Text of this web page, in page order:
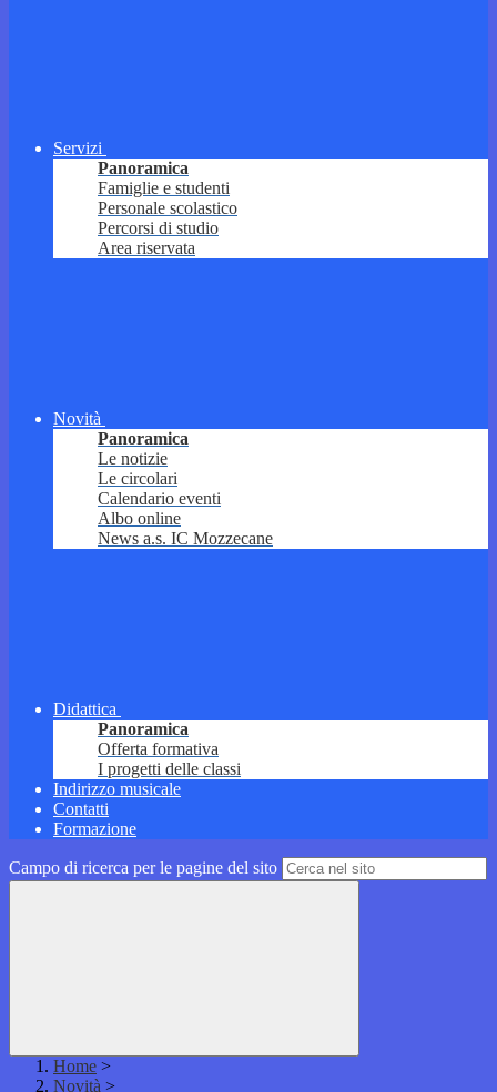
Servizi
Panoramica
Famiglie e studenti
Personale scolastico
Percorsi di studio
Area riservata
Novità
Panoramica
Le notizie
Le circolari
Calendario eventi
Albo online
News a.s. IC Mozzecane
Didattica
Panoramica
Offerta formativa
I progetti delle classi
Indirizzo musicale
Contatti
Formazione
Campo di ricerca per le pagine del sito
Home >
Novità >